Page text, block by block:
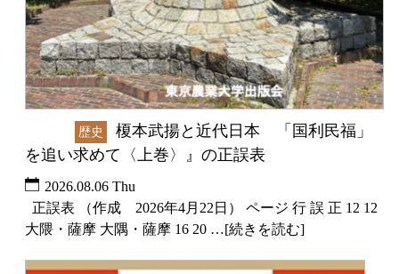
歴史
榎本武揚と近代日本 「国利民福」
を追い求めて〈上巻〉』の正誤表
2026.08.06 Thu
正誤表 （作成 2026年4月22日） ページ 行 誤 正 12 12
大隈・薩摩 大隅・薩摩 16 20 …[続きを読む]